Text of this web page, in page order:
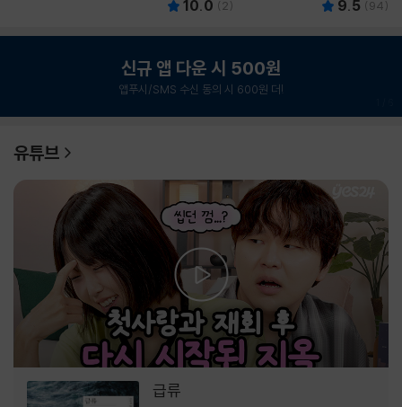
10.0 ( 2) 9.5 (94)
신규 앱 다운 시 500원
앱푸시/SMS 수신 동의 시 600원 더!
유튜브
급류